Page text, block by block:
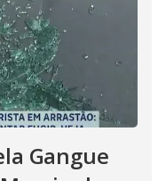
Gangue